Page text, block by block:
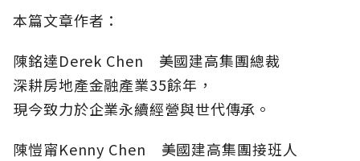
本篇文章作者：
陳銘達Derek Chen 美國建高集團總裁
深耕房地產金融產業35餘年，
現今致力於企業永續經營與世代傳承。
陳愷甯Kenny Chen 美國建高集團接班人